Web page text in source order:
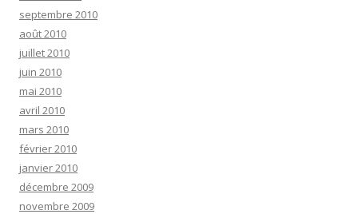
septembre 2010
août 2010
juillet 2010
juin 2010
mai 2010
avril 2010
mars 2010
février 2010
janvier 2010
décembre 2009
novembre 2009